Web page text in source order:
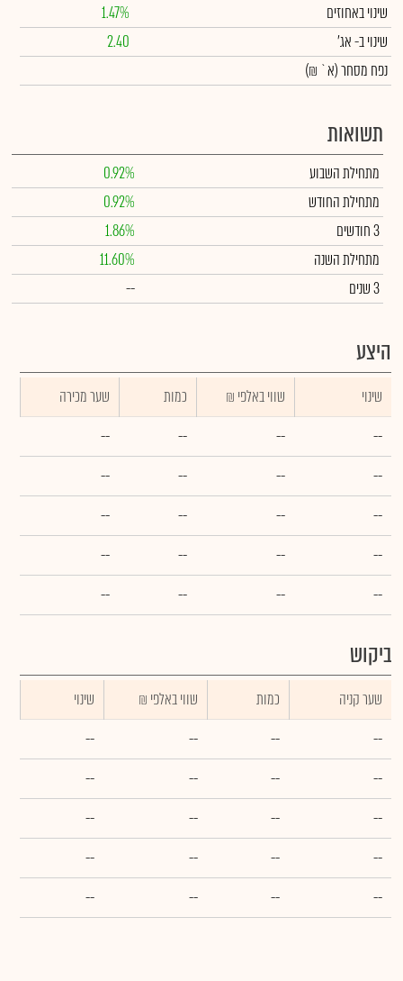
שינוי באחוזים
1.47%
שינויב- אג'
2.40
נפח מסחר(א` ₪)
תשואות
מתחילת השבוע
0.92%
מתחילת החודש
0.92%
3 חודשים
1.86%
מתחילת השנה
11.60%
3 שנים
--
היצע
שינוי ₪ שווי באלפי כמות
שער מכירה
--
--
--
--
--
--
--
--
--
--
--
--
--
--
--
--
--
--
--
--
ביקוש
שער קניה כמות ₪ שווי באלפי
שינוי
--
--
--
--
--
--
--
--
--
--
--
--
--
--
--
--
--
--
--
--